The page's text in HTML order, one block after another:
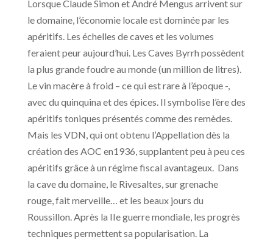
Lorsque Claude Simon et André Mengus arrivent sur
le domaine, l’économie locale est dominée par les
apéritifs. Les échelles de caves et les volumes
feraient peur aujourd’hui. Les Caves Byrrh possèdent
la plus grande foudre au monde (un million de litres).
Le vin macère à froid – ce qui est rare à l’époque -,
avec du quinquina et des épices. Il symbolise l’ère des
apéritifs toniques présentés comme des remèdes.
Mais les VDN, qui ont obtenu l’Appellation dès la
création des AOC en1936, supplantent peu à peu ces
apéritifs grâce à un régime fiscal avantageux. Dans
la cave du domaine, le Rivesaltes, sur grenache
rouge, fait merveille… et les beaux jours du
Roussillon. Après la IIe guerre mondiale, les progrès
techniques permettent sa popularisation. La